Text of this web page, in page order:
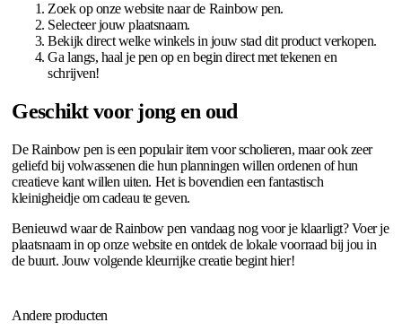
Zoek op onze website naar de Rainbow pen.
Selecteer jouw plaatsnaam.
Bekijk direct welke winkels in jouw stad dit product verkopen.
Ga langs, haal je pen op en begin direct met tekenen en
schrijven!
Geschikt voor jong en oud
De Rainbow pen is een populair item voor scholieren, maar ook zeer
geliefd bij volwassenen die hun planningen willen ordenen of hun
creatieve kant willen uiten. Het is bovendien een fantastisch
kleinigheidje om cadeau te geven.
Benieuwd waar de Rainbow pen vandaag nog voor je klaarligt? Voer je
plaatsnaam in op onze website en ontdek de lokale voorraad bij jou in
de buurt. Jouw volgende kleurrijke creatie begint hier!
Andere producten